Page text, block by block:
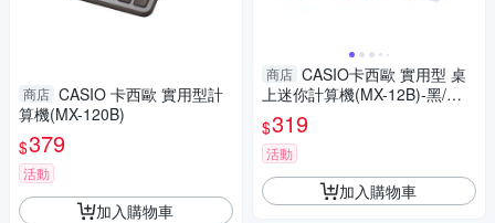
商店 CASIO 卡西歐 實用型計
算機(MX-120B)
$379
活動
加入購物車
商店 CASIO卡西歐 實用型 桌
上迷你計算機(MX-12B)-黑/天
藍/粉/粉藍/綠/綠粉
$319
活動
加入購物車